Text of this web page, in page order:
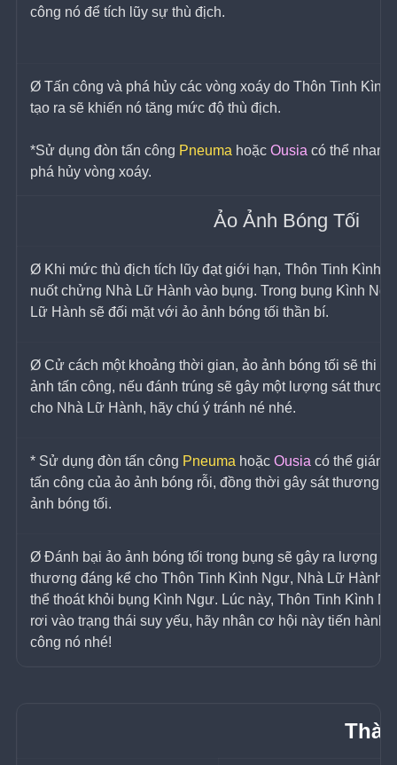
công nó để tích lũy sự thù địch.
Ø Tấn công và phá hủy các vòng xoáy do Thôn Tinh
tạo ra sẽ khiến nó tăng mức độ thù địch.
*Sử dụng đòn tấn công Pneuma hoặc Ousia có thể
phá hủy vòng xoáy.
Ảo Ảnh Bóng Tối
Ø Khi mức thù địch tích lũy đạt giới hạn, Thôn Tinh Kình
nuốt chửng Nhà Lữ Hành vào bụng. Trong bụng Kình
Lữ Hành sẽ đối mặt với ảo ảnh bóng tối thần bí.
Ø Cử cách một khoảng thời gian, ảo ảnh bóng tối sẽ thi
ảnh tấn công, nếu đánh trúng sẽ gây một lượng sát
cho Nhà Lữ Hành, hãy chú ý tránh né nhé.
* Sử dụng đòn tấn công Pneuma hoặc Ousia có thể gián
tấn công của ảo ảnh bóng rỗi, đồng thời gây sát thương
ảnh bóng tối.
Ø Đánh bại ảo ảnh bóng tối trong bụng sẽ gây ra lượng
thương đáng kể cho Thôn Tinh Kình Ngư, Nhà Lữ Hành
thể thoát khỏi bụng Kình Ngư. Lúc này, Thôn Tinh Kình
rơi vào trạng thái suy yếu, hãy nhân cơ hội này tiến hành
công nó nhé!